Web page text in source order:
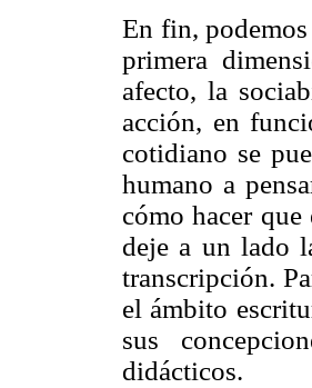
En fin,
primera
afecto, la
acción, en
cotidiano se
humano a
cómo hacer
deje a un lado
transcripción.
el ámbito
sus
didácticos.